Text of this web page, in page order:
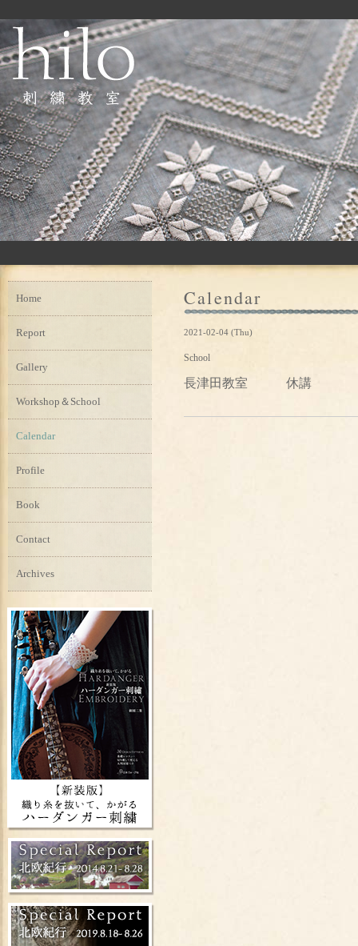
Calendar
2021-02-04 (Thu)
School
長津田教室 休講
Home
Report
Gallery
Workshop＆School
Calendar
Profile
Book
Contact
Archives